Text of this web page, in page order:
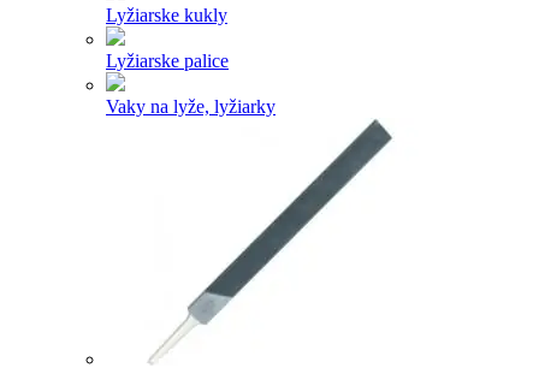
Lyžiarske kukly
Lyžiarske palice
Vaky na lyže, lyžiarky